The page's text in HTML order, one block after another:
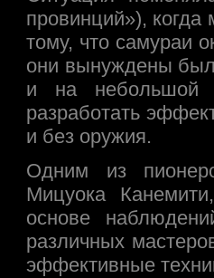
провинций»),
тому, что самураи
они вынуждены
и на небольшой
разработать
и без оружия.
Одним из
Мицуока
основе
различных
эффективные